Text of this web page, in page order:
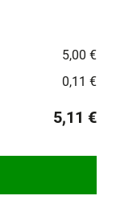
5,00 €
0,11 €
5,11 €